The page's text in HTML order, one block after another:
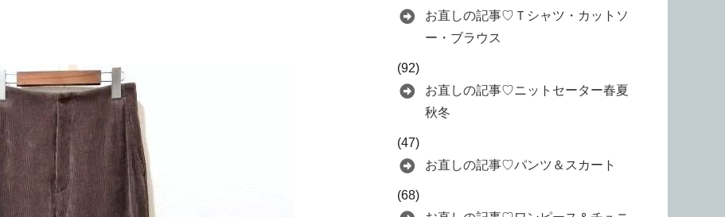
お直しの記事♡Ｔシャツ・カットソ
ー・ブラウス
(92)
お直しの記事♡ニットセーター春夏
秋冬
(47)
お直しの記事♡パンツ＆スカート
(68)